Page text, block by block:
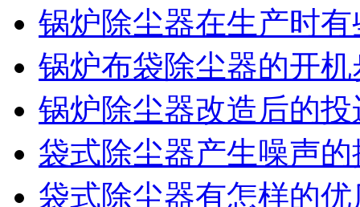
锅炉除尘器在生产时
锅炉布袋除尘器的开机
锅炉除尘器改造后的
袋式除尘器产生噪声
袋式除尘器有怎样的